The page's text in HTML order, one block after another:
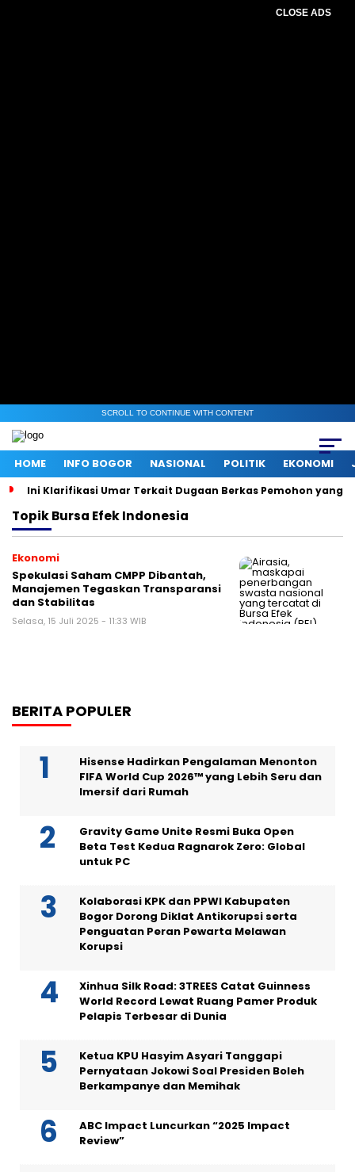
CLOSE ADS
SCROLL TO CONTINUE WITH CONTENT
HOME INFO BOGOR NASIONAL POLITIK EKONOMI
Ini Klarifikasi Umar Terkait Dugaan Berkas Pemohon yang
TopikBursa Efek Indonesia
Ekonomi
Spekulasi Saham CMPP Dibantah,
Manajemen Tegaskan Transparansi
dan Stabilitas
Selasa, 15 Juli 2025 - 11:33 WIB
BERITA POPULER
Hisense Hadirkan Pengalaman Menonton
FIFA World Cup 2026™ yang Lebih Seru dan
Imersif dari Rumah
Gravity Game Unite Resmi Buka Open
Beta Test Kedua Ragnarok Zero: Global
untuk PC
Kolaborasi KPK dan PPWI Kabupaten
Bogor Dorong Diklat Antikorupsi serta
Penguatan Peran Pewarta Melawan
Korupsi
Xinhua Silk Road: 3TREES Catat Guinness
World Record Lewat Ruang Pamer Produk
Pelapis Terbesar di Dunia
Ketua KPU Hasyim Asyari Tanggapi
Pernyataan Jokowi Soal Presiden Boleh
Berkampanye dan Memihak
ABC Impact Luncurkan “2025 Impact
Review”